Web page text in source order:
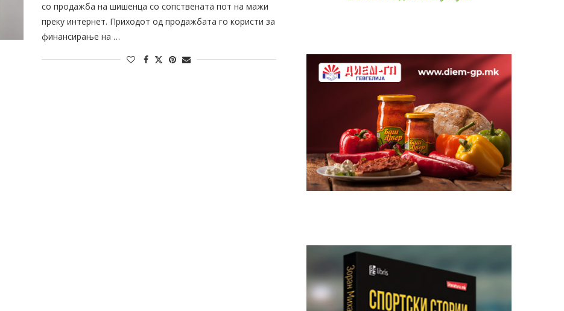
со продажба на шишенца со сопствената пот на мажи
преку интернет. Приходот од продажбата го користи за
финансирање на …